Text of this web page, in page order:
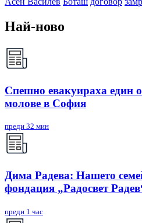
Най-ново
Спешно евакуираха един
молове в София
преди 32 мин
Дима Радева: Нашето
фондация „Радосвет
преди 1 час